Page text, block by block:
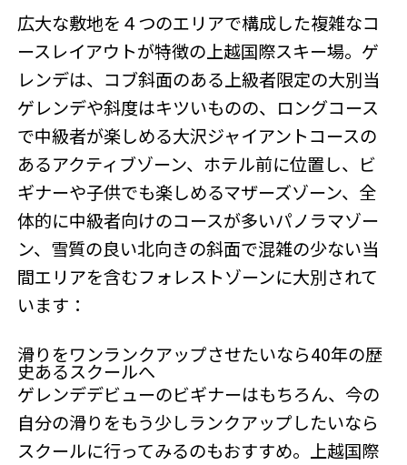
広大な敷地を４つのエリアで構成した複雑なコ
ースレイアウトが特徴の上越国際スキー場。ゲ
レンデは、コブ斜面のある上級者限定の大別当
ゲレンデや斜度はキツいものの、ロングコース
で中級者が楽しめる大沢ジャイアントコースの
あるアクティブゾーン、ホテル前に位置し、ビ
ギナーや子供でも楽しめるマザーズゾーン、全
体的に中級者向けのコースが多いパノラマゾー
ン、雪質の良い北向きの斜面で混雑の少ない当
間エリアを含むフォレストゾーンに大別されて
います：
滑りをワンランクアップさせたいなら40年の歴
史あるスクールへ
ゲレンデデビューのビギナーはもちろん、今の
自分の滑りをもう少しランクアップしたいなら
スクールに行ってみるのもおすすめ。上越国際